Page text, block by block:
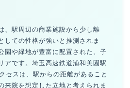
、駅周辺の商業施設から少し離
しての性格が強いと推測されま
園や緑地が豊富に配置された、子
アです。埼玉高速鉄道浦和美園駅
セスは、駅からの距離があること
来院を想定した立地と考えられま